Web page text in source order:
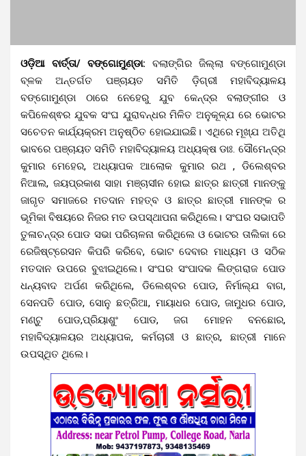
ଓଡ଼ିଆ ବାର୍ତ୍ତା/ ବଙ୍ଗୋମୁଣ୍ଡା: ବଲାଙ୍ଗିର ଜିଲ୍ଲା ବଙ୍ଗୋମୁଣ୍ଡା
ବ୍ଳକ ଅନ୍ତର୍ଗତ ପଞ୍ଚାୟତ ସମିତି ଡ଼ିଗ୍ରୀ ମହାବିଦ୍ୟାଳୟ
ବଙ୍ଗୋମୁଣ୍ଡା ଠାରେ ନେହେରୁ ଯୁବ କେନ୍ଦ୍ର ବଲାଙ୍ଗୀର ଓ
କପିଳେଶ୍ଵର ଯୁବକ ସଂଘ ଯୁରାବନ୍ଧର ମିଳିତ ଅନୁକୂଳ୍ଯ ରେ ଭୋଟର
ସଚେତନ କାର୍ଯ୍ୟକ୍ରମ ଅନୁଷ୍ଠିତ ହୋଇଯାଇଛି। ଏଥିରେ ମୂଖ୍ଯ ଅତିଥି
ଭାବରେ ପଞ୍ଚାୟତ ସମିତି ମହାବିଦ୍ୟାଳୟ ଅଧ୍ୟକ୍ଷ ଡାଃ. ସୌମେନ୍ଦ୍ର
କୁମାର ମେହେର, ଅଧ୍ୟାପକ ଆଲୋକ କୁମାର ରଥ , ଡିଲେଶ୍ବର
ନିଆଲ, ଜୟପ୍ରକାଶ ସାହା ମଞ୍ଚାସୀନ ହୋଇ ଛାତ୍ର ଛାତ୍ରୀ ମାନଙ୍କୁ
ଜାଗୃତ ସମାଜରେ ମତଦାନ ମହତ୍ବ ଓ ଛାତ୍ର ଛାତ୍ରୀ ମାନଙ୍କ ର
ଭୂମିକା ବିଷୟରେ ନିଜର ମତ ଉପସ୍ଥାପନା କରିଥିଲେ। ସଂଘର ସଭାପତି
ତୁଳାଚନ୍ଦ୍ର ପୋଡ ସଭା ପରିଚାଳନା କରିଥିଲେ ଓ ଭୋଟର ତାଲିକା ରେ
ରେଜିଷ୍ଟ୍ରେସନ କିପରି କରିବେ, ଭୋଟ ଦେବାର ମାଧ୍ୟମ ଓ ସଠିକ
ମତଦାନ ଉପରେ ବୁଝାଇଥିଲେ। ସଂଘର ସଂପାଦକ ଲିଙ୍ଗରାଜ ପୋଡ
ଧନ୍ୟବାଦ ଅର୍ପଣ କରିଥିଲେ, ଡିଲେଶ୍ବର ପୋଡ, ନିର୍ମାଲ୍ଯ ବାଗ,
ସେନପତି ପୋଡ, ସୋନୁ ଛତ୍ରିଆ, ମାୟାଧର ପୋଡ, ଜାମୁଧର ପୋଡ,
ମଣ୍ଟୁ ପୋଡ,ପ୍ରିୟାଶୁଂ ପୋଡ, ଜଗ ମୋହନ ବନଛୋର,
ମହାବିଦ୍ୟାଳୟର ଅଧ୍ୟାପକ, କର୍ମଚାରୀ ଓ ଛାତ୍ର, ଛାତ୍ରୀ ମାନେ
ଉପସ୍ଥିତ ଥିଲେ।